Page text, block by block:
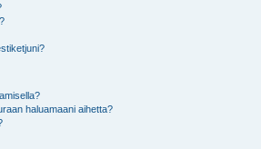
haluamaani aihetta?